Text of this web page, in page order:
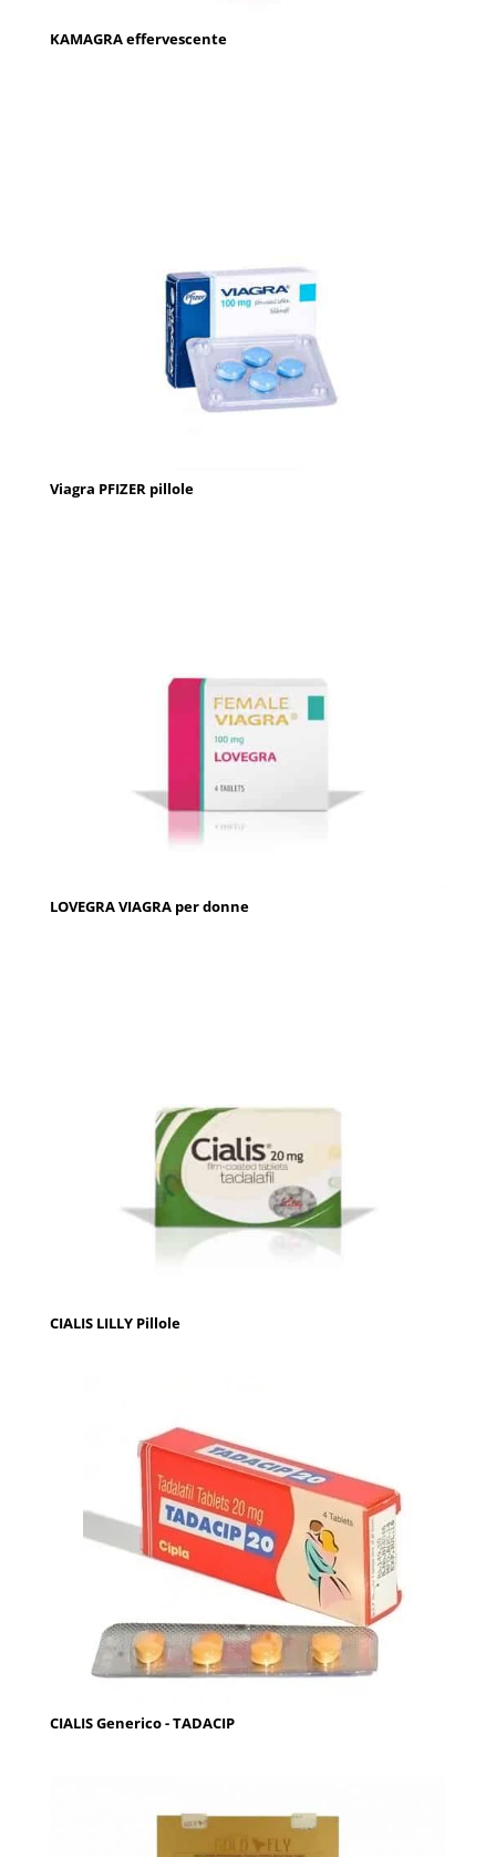
KAMAGRA effervescente
Viagra PFIZER pillole
LOVEGRA VIAGRA per donne
CIALIS LILLY Pillole
CIALIS Generico - TADACIP